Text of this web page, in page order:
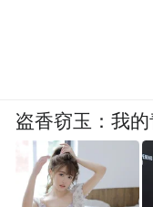
盗香窃玉：我